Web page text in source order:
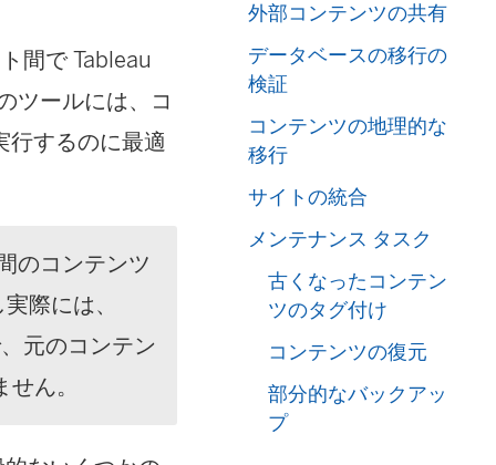
間でTableau
ツールには、コ
行するのに最適
のコンテンツ
際には、
元のコンテン
ん。
外部コンテンツの共有
データベースの移行の
検証
コンテンツの地理的な
移行
サイトの統合
メンテナンス タスク
古くなったコンテン
ツのタグ付け
コンテンツの復元
部分的なバックアッ
プ